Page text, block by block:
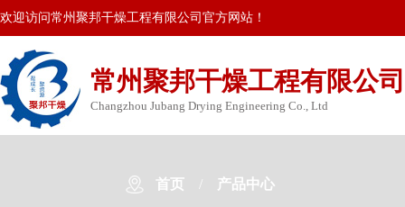
欢迎访问常州聚邦干燥工程有限公司官方网站！
常州聚邦干燥工程有限公司
Changzhou Jubang Drying Engineering Co., Ltd
首页 / 产品中心